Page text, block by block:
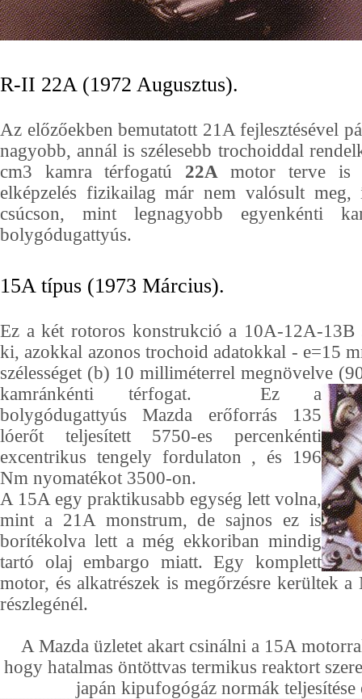
R-II 22A (1972 Augusztus).
Az előzőekben bemutatott 21A fejlesztésével
nagyobb, annál is szélesebb trochoiddal
cm3 kamra térfogatú 22Amotor terve is
elképzelés fizikailag már nem valósult
csúcson, mint legnagyobb egyenkénti
bolygódugattyús.
15A típus (1973 Március).
Ez a két rotoros konstrukció a 10A-12A-13B
ki, azokkal azonos trochoid adatokkal - e=15
szélességet (b) 10 milliméterrel megnövelve
kamránkénti térfogat.
Ez a
bolygódugattyús Mazda erőforrás 135
lóerőt teljesített 5750-es percenkénti
excentrikus tengely fordulaton , és 196
Nm nyomatékot 3500-on.
A 15A egy praktikusabb egység lett volna,
mint a 21A monstrum, de sajnos ez is
borítékolva lett a még ekkoriban mindig
tartó olaj embargo miatt. Egy komplett
motor, és alkatrészek is megőrzésre kerültek
részlegénél.
A Mazda üzletet akart csinálni a 15A
hogy hatalmas öntöttvas termikus reaktort
japán kipufogógáz normák